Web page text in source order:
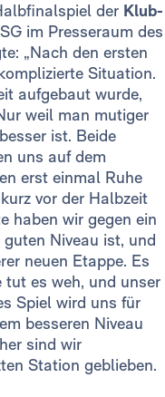
der Klub-
im Presseraum des
„Nach den ersten
Situation.
aufgebaut wurde,
weil man mutiger
ist. Beide
uns auf dem
erst einmal Ruhe
vor der Halbzeit
haben wir gegen ein
Niveau ist, und
neuen Etappe. Es
tut es weh, und unser
Spiel wird uns für
besseren Niveau
sind wir
Station geblieben.